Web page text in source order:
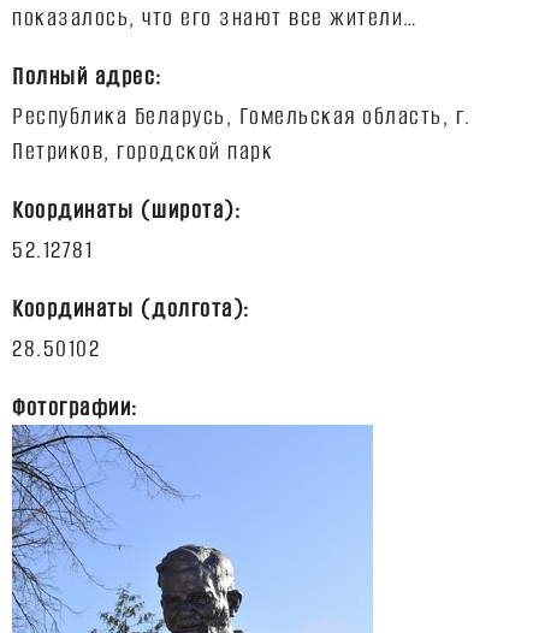
Полный адрес:
Республика Беларусь, Гомельская область, г.
Координаты (широта):
Координаты (долгота):
Фотографии: